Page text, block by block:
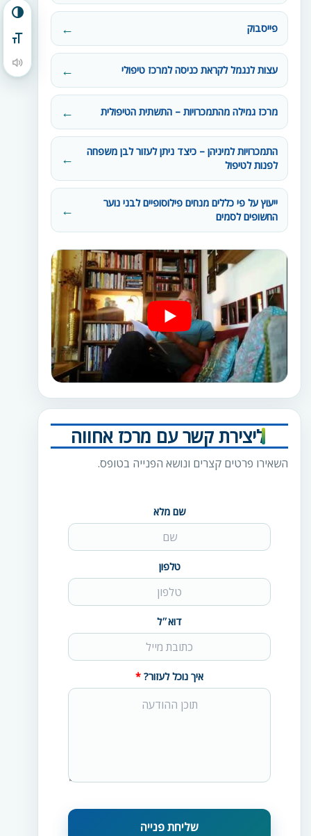
הפעל/כבה ניגודיות גבוהה
מתג גודל גופן
הקראת תוכן העמוד
פייסבוק
עצות לנגמל לקראת כניסה למרכז טיפולי
מרכז גמילה מהתמכרויות – התשתית הטיפולית
התמכרויות למיניהן – כיצד ניתן לעזור לבן משפחה
לפנות לטיפול
ייעוץ על פי כללים מנחים פילוסופיים לבני נוער
החשופים לסמים
ליצירת קשר עם מרכז אחווה
השאירו פרטים קצרים ונושא הפנייה בטופס.
שם מלא
טלפון
דוא״ל
איך נוכל לעזור?
שליחת פנייה